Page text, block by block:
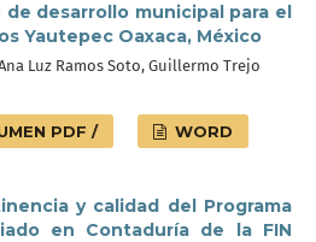
desarrollo municipal para el
Yautepec Oaxaca, México
Luz Ramos Soto, Guillermo Trejo
PDF / WORD
y calidad del Programa
en Contaduría de la FIN